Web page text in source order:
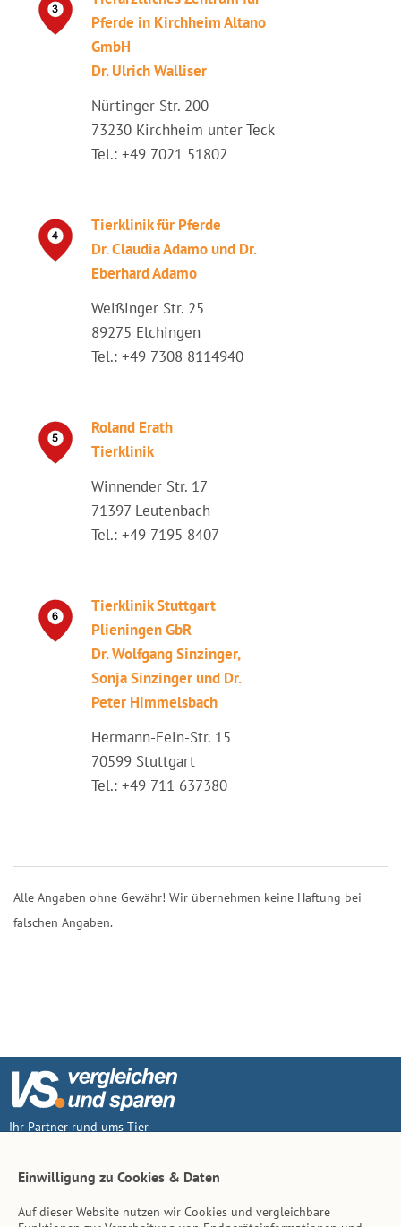
Pferde in Kirchheim Altano
GmbH
Dr. Ulrich Walliser
Nürtinger Str. 200
73230 Kirchheim unter Teck
Tel.: +49 7021 51802
Tierklinik für Pferde
Dr. Claudia Adamo und Dr.
Eberhard Adamo
Weißinger Str. 25
89275 Elchingen
Tel.: +49 7308 8114940
Roland Erath
Tierklinik
Winnender Str. 17
71397 Leutenbach
Tel.: +49 7195 8407
Tierklinik Stuttgart
Plieningen GbR
Dr. Wolfgang Sinzinger,
Sonja Sinzinger und Dr.
Peter Himmelsbach
Hermann-Fein-Str. 15
70599 Stuttgart
Tel.: +49 711 637380
Alle Angaben ohne Gewähr! Wir übernehmen keine Haftung bei
falschen Angaben.
Ihr Partner rund ums Tier
Einwilligung zu Cookies & Daten
Auf dieser Website nutzen wir Cookies und vergleichbare